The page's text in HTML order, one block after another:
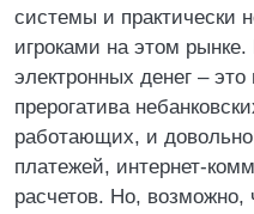
системы и практически
игроками на этом
электронных денег –
прерогатива
работающих, и
платежей, интернет-
расчетов. Но, возможно,